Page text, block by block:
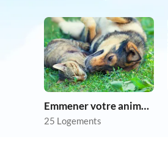
Emmener votre animal en vacances
25 Logements